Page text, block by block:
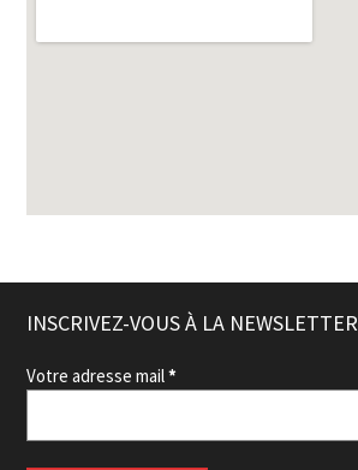
INSCRIVEZ-VOUS À LA NEWSLETTER
Votre adresse mail*